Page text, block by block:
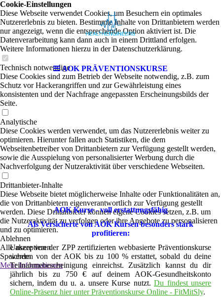
AOK PRÄVENTIONSKURSE
AOK Kurse - voll erstattungsfähig
Als Versicherte von AOK Kursen besonders stark
profitieren:
Unsere von der ZPP zertifizierten webbasierte Präventionskurse
werden von der AOK bis zu 100 % erstattet, sobald du deine
Teilnahmebescheinigung einreichst. Zusätzlich kannst du dir
jährlich bis zu 750 € auf deinem AOK-Gesundheitskonto
sichern, indem du u. a. unsere Kurse nutzt.Du findest unsere
Online-Präsenz hier unter Präventionskurse Online - FitMitSly.
Cookie-Einstellungen
Diese Webseite verwendet Cookies, um Besuchern ein optimales
Nutzererlebnis zu bieten. Bestimmte Inhalte von Drittanbietern werden
nur angezeigt, wenn die entsprechende Option aktiviert ist. Die
Datenverarbeitung kann dann auch in einem Drittland erfolgen.
Weitere Informationen hierzu in der Datenschutzerklärung.
Technisch notwendige
Diese Cookies sind zum Betrieb der Webseite notwendig, z.B. zum
Schutz vor Hackerangriffen und zur Gewährleistung eines
konsistenten und der Nachfrage angepassten Erscheinungsbilds der
Seite.
Analytische
Diese Cookies werden verwendet, um das Nutzererlebnis weiter zu
optimieren. Hierunter fallen auch Statistiken, die dem
Webseitenbetreiber von Drittanbietern zur Verfügung gestellt werden,
sowie die Ausspielung von personalisierter Werbung durch die
Nachverfolgung der Nutzeraktivität über verschiedene Webseiten.
Drittanbieter-Inhalte
Diese Webseite bietet möglicherweise Inhalte oder Funktionalitäten an,
die von Drittanbietern eigenverantwortlich zur Verfügung gestellt
werden. Diese Drittanbieter können eigene Cookies setzen, z.B. um
die Nutzeraktivität zu verfolgen oder ihre Angebote zu personalisieren
und zu optimieren.
Ablehnen
Alle akzeptieren
Speichern
Mehr Informationen